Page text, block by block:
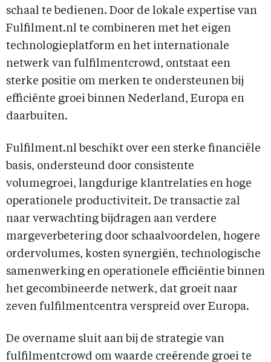
schaal te bedienen. Door de lokale expertise van
Fulfilment.nl te combineren met het eigen
technologieplatform en het internationale
netwerk van fulfilmentcrowd, ontstaat een
sterke positie om merken te ondersteunen bij
efficiënte groei binnen Nederland, Europa en
daarbuiten.
Fulfilment.nl beschikt over een sterke financiële
basis, ondersteund door consistente
volumegroei, langdurige klantrelaties en hoge
operationele productiviteit. De transactie zal
naar verwachting bijdragen aan verdere
margeverbetering door schaalvoordelen, hogere
ordervolumes, kosten synergiën, technologische
samenwerking en operationele efficiëntie binnen
het gecombineerde netwerk, dat groeit naar
zeven fulfilmentcentra verspreid over Europa.
De overname sluit aan bij de strategie van
fulfilmentcrowd om waarde creërende groei te